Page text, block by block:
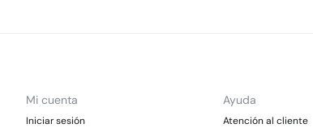
Mi cuenta
Iniciar sesión
Ayuda
Atención al cliente